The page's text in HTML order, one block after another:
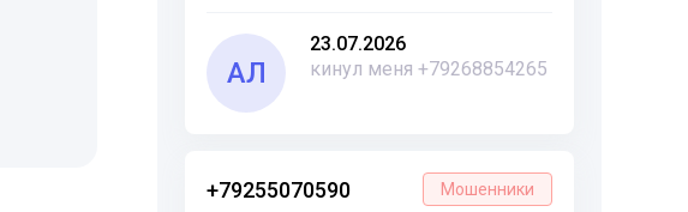
АЛ
23.07.2026
кинул меня +79268854265
+79255070590 Мошенники